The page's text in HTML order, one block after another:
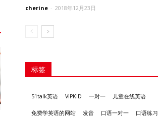
cherine - 2018年12月23日
标签
51talk英语 VIPKID 一对一 儿童在线英语
免费学英语的网站 发音 口语一对一 口语练习